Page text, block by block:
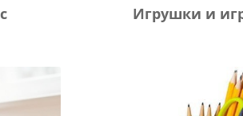
Игрушки и